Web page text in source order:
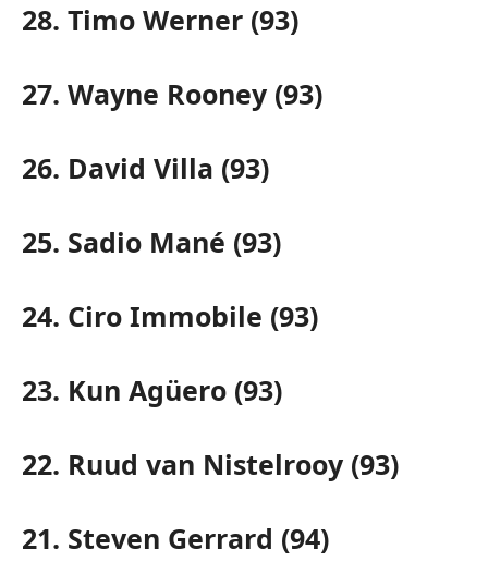
28. Timo Werner (93)
27. Wayne Rooney (93)
26. David Villa (93)
25. Sadio Mané (93)
24. Ciro Immobile (93)
23. Kun Agüero (93)
22. Ruud van Nistelrooy (93)
21. Steven Gerrard (94)